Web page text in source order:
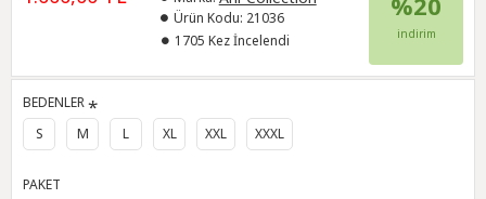
Ürün Kodu: 21036
1705 Kez İncelendi
indirim
BEDENLER
S
M L XL XXL XXXL
PAKET